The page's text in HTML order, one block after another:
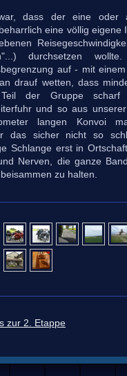
war, dass der eine oder
eine völlig eigene
durchsetzen
auf - mit
drauf wetten, dass
der Gruppe scharf
und so aus
langen Konvoi
das sicher nicht so
Schlange erst in
Nerven, die ganze
zu halten.
zur 2. Etappe